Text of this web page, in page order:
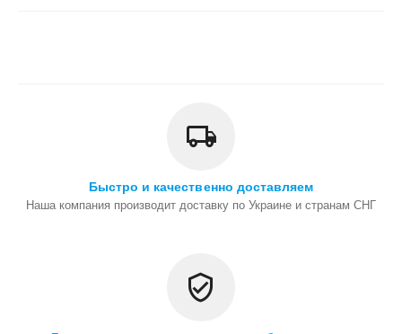
Быстро и качественно доставляем
Наша компания производит доставку по Украине и странам СНГ